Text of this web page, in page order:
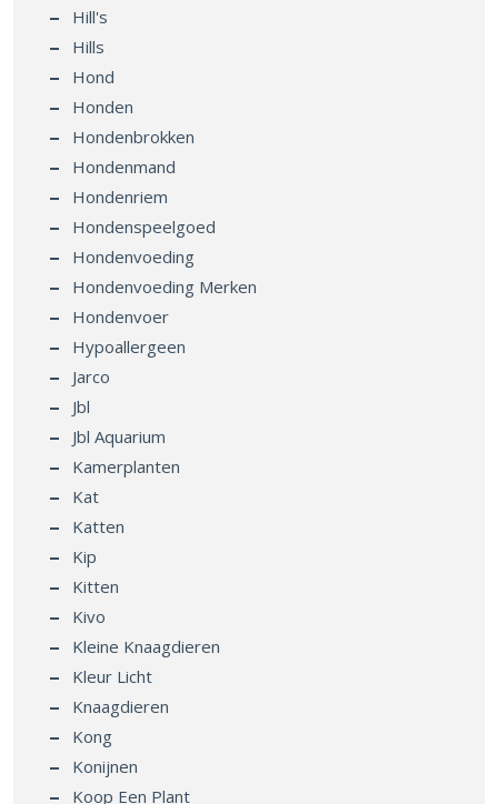
Hill's
Hills
Hond
Honden
Hondenbrokken
Hondenmand
Hondenriem
Hondenspeelgoed
Hondenvoeding
Hondenvoeding Merken
Hondenvoer
Hypoallergeen
Jarco
Jbl
Jbl Aquarium
Kamerplanten
Kat
Katten
Kip
Kitten
Kivo
Kleine Knaagdieren
Kleur Licht
Knaagdieren
Kong
Konijnen
Koop Een Plant